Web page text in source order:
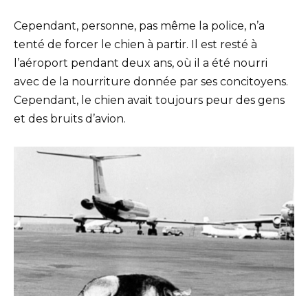
Cependant, personne, pas même la police, n’a
tenté de forcer le chien à partir. Il est resté à
l’aéroport pendant deux ans, où il a été nourri
avec de la nourriture donnée par ses concitoyens.
Cependant, le chien avait toujours peur des gens
et des bruits d’avion.